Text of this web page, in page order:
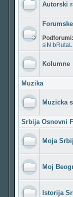
Autorski
Podforumi:
siN bRutaL
Kolumne
Muzika
Muzicka
Srbija Osnovni
Moja
Moj
Istorija